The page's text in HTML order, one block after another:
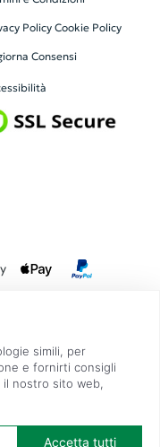
Policy Cookie Policy
Consensi
conContit | © 2026 Tutti